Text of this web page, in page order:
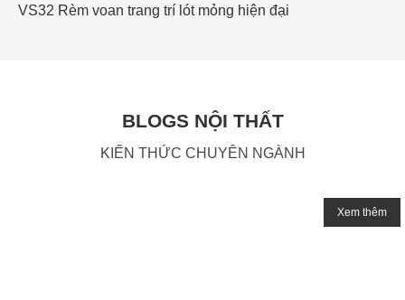
trí lót mỏng hiện đại Rèm Cuốn
BLOGS NỘI THẤT
KIẾN THỨC CHUYÊN NGÀNH
Xem thêm